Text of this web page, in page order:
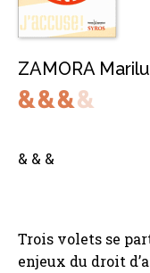
ZAMORA Marilu
& & &
Trois volets se
enjeux du droit